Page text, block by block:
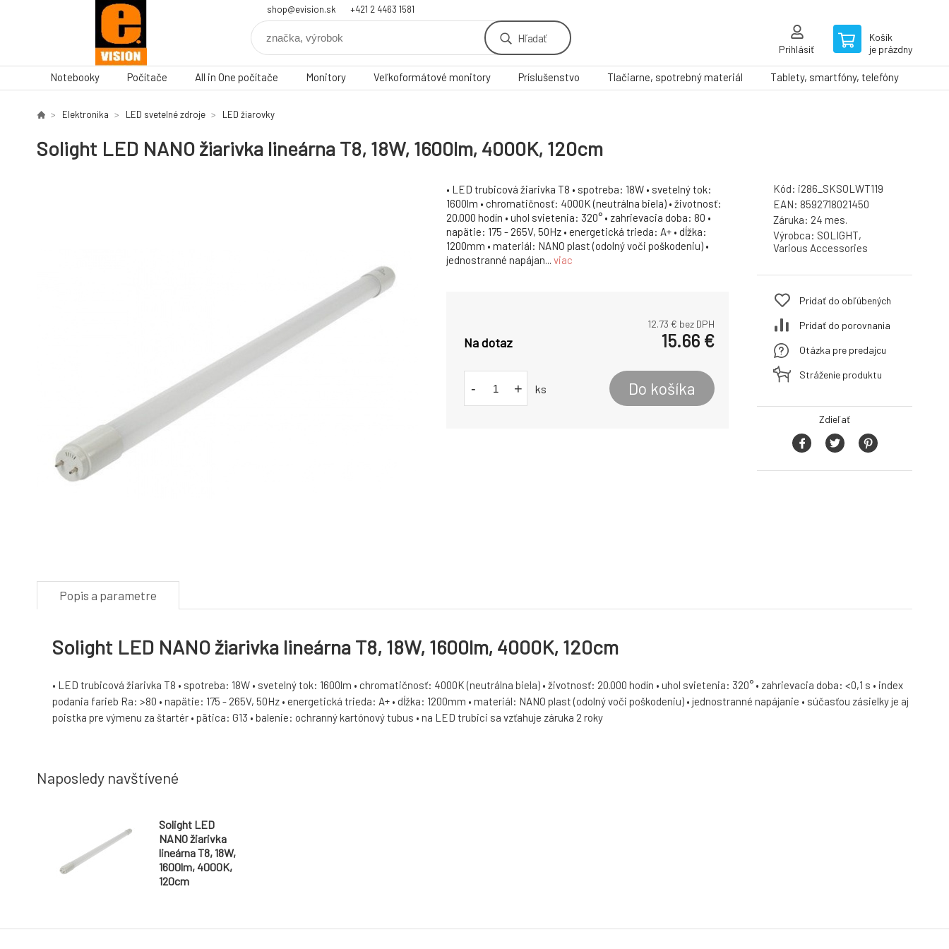
shop@evision.sk +421 2 4463 1581
Hľadať
Prihlásiť
Košík
je prázdny
Notebooky Počítače All in One počítače Monitory Veľkoformátové monitory Príslušenstvo Tlačiarne, spotrebný materiál Tablety, smartfóny, telefóny
Elektronika LED svetelné zdroje LED žiarovky
Solight LED NANO žiarivka lineárna T8, 18W, 1600lm, 4000K, 120cm
• LED trubicová žiarivka T8 • spotreba: 18W • svetelný tok:
1600lm • chromatičnosť: 4000K (neutrálna biela) • životnosť:
20.000 hodín • uhol svietenia: 320° • zahrievacia doba: 80 •
napätie: 175 - 265V, 50Hz • energetická trieda: A+ • dĺžka:
1200mm • materiál: NANO plast (odolný voči poškodeniu) •
jednostranné napájan... viac
12.73 € bez DPH
Na dotaz 15.66 €
- + ks Do košíka
Kód: i286_SKSOLWT119
EAN: 8592718021450
Záruka: 24 mes.
Výrobca: SOLIGHT,
Various Accessories
Pridať do obľúbených
Pridať do porovnania
Otázka pre predajcu
Stráženie produktu
Zdieľať
Popis a parametre
Solight LED NANO žiarivka lineárna T8, 18W, 1600lm, 4000K, 120cm
• LED trubicová žiarivka T8 • spotreba: 18W • svetelný tok: 1600lm • chromatičnosť: 4000K (neutrálna biela) • životnosť: 20.000 hodín • uhol svietenia: 320° • zahrievacia doba: <0,1 s • index
podania farieb Ra: >80 • napätie: 175 - 265V, 50Hz • energetická trieda: A+ • dĺžka: 1200mm • materiál: NANO plast (odolný voči poškodeniu) • jednostranné napájanie • súčasťou zásielky je aj
poistka pre výmenu za štartér • pätica: G13 • balenie: ochranný kartónový tubus • na LED trubici sa vzťahuje záruka 2 roky
Naposledy navštívené
Solight LED
NANO žiarivka
lineárna T8, 18W,
1600lm, 4000K,
120cm